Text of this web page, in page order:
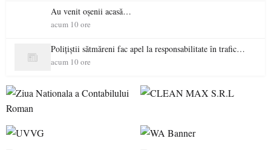
Au venit oșenii acasă…
acum 10 ore
Polițiștii sătmăreni fac apel la responsabilitate în trafic…
acum 10 ore